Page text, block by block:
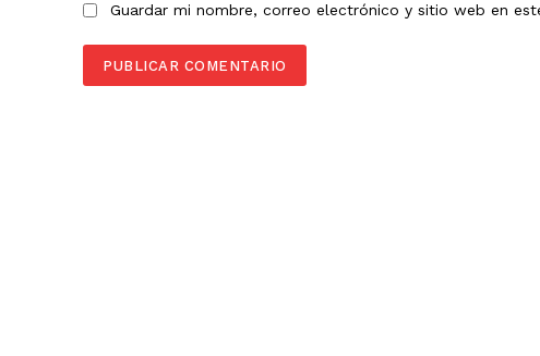
Guardar mi nombre, correo electrónico y sitio web en